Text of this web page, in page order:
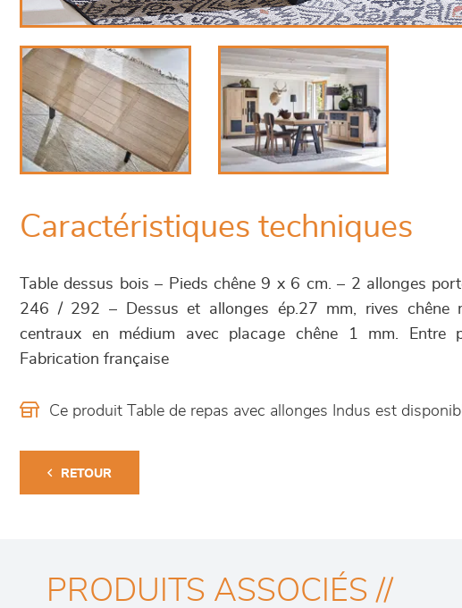
Caractéristiques techniques
Table dessus bois – Pieds chêne 9 x 6 cm. – 2 allonges
246 / 292 – Dessus et allonges ép.27 mm, rives chêne
centraux en médium avec placage chêne 1 mm. Entre
Fabrication française
Ce produit Table de repas avec allonges Indus est
RETOUR
PRODUITS ASSOCIÉS //